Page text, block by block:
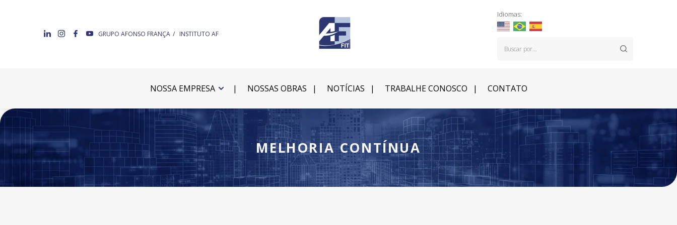
GRUPO AFONSO FRANÇA INSTITUTO AF
Idiomas:
NOSSA EMPRESA NOSSAS OBRAS NOTÍCIAS TRABALHE CONOSCO CONTATO
MELHORIA CONTÍNUA